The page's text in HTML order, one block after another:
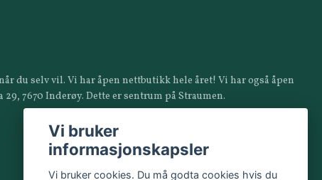
du selv vil. Vi har åpen nettbutikk hele året! Vi har også åpen
7670 Inderøy. Dette er sentrum på Straumen.
Vi bruker
informasjonskapsler
Vi bruker cookies. Du må godta cookies hvis du